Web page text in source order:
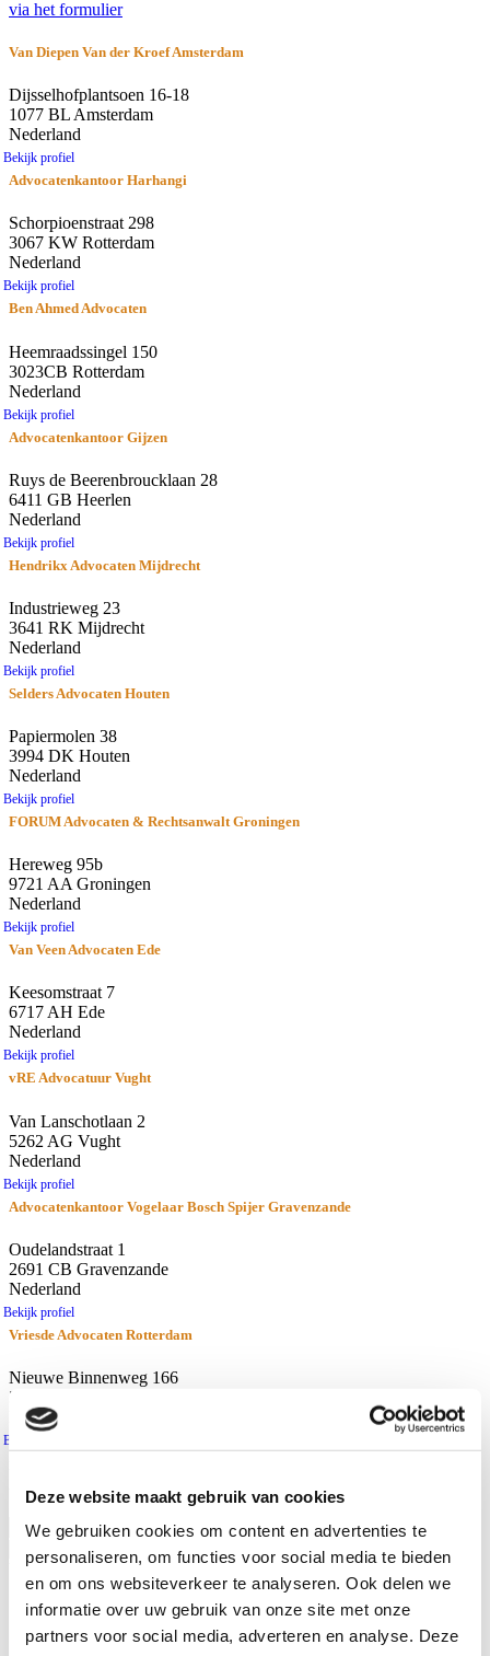
Deze website maakt gebruik van cookies
We gebruiken cookies om content en advertenties te
personaliseren, om functies voor social media te bieden
en om ons websiteverkeer te analyseren. Ook delen we
informatie over uw gebruik van onze site met onze
partners voor social media, adverteren en analyse. Deze
via het formulier
Van Diepen Van der Kroef Amsterdam
Dijsselhofplantsoen 16-18
1077 BL Amsterdam
Nederland
Bekijk profiel
Advocatenkantoor Harhangi
Schorpioenstraat 298
3067 KW Rotterdam
Nederland
Bekijk profiel
Ben Ahmed Advocaten
Heemraadssingel 150
3023CB Rotterdam
Nederland
Bekijk profiel
Advocatenkantoor Gijzen
Ruys de Beerenbroucklaan 28
6411 GB Heerlen
Nederland
Bekijk profiel
Hendrikx Advocaten Mijdrecht
Industrieweg 23
3641 RK Mijdrecht
Nederland
Bekijk profiel
Selders Advocaten Houten
Papiermolen 38
3994 DK Houten
Nederland
Bekijk profiel
FORUM Advocaten & Rechtsanwalt Groningen
Hereweg 95b
9721 AA Groningen
Nederland
Bekijk profiel
Van Veen Advocaten Ede
Keesomstraat 7
6717 AH Ede
Nederland
Bekijk profiel
vRE Advocatuur Vught
Van Lanschotlaan 2
5262 AG Vught
Nederland
Bekijk profiel
Advocatenkantoor Vogelaar Bosch Spijer Gravenzande
Oudelandstraat 1
2691 CB Gravenzande
Nederland
Bekijk profiel
Vriesde Advocaten Rotterdam
Nieuwe Binnenweg 166
3015 BH Rotterdam
Nederland
Bekijk profiel
Gebruik huidige locatie
Waar zoekt u naar?
Advocaten
Kantoren